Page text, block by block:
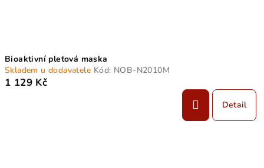
Bioaktivní pleťová maska
Skladem u dodavatele Kód: NOB-N2010M
1 129 Kč
Detail